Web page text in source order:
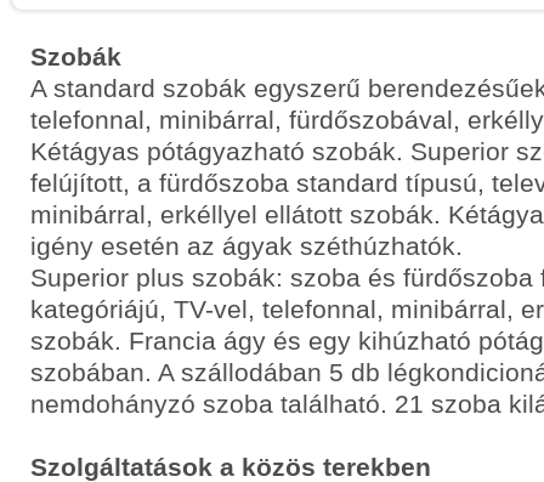
Szobák
A standard szobák egyszerű
telefonnal, minibárral, fürdőszobával,
Kétágyas pótágyazható szobák. Superior
felújított, a fürdőszoba standard típusú,
minibárral, erkéllyel ellátott szobák.
igény esetén az ágyak széthúzhatók.
Superior plus szobák: szoba és fürdőszoba
kategóriájú, TV-vel, telefonnal, minibárral,
szobák. Francia ágy és egy kihúzható
szobában. A szállodában 5 db
nemdohányzó szoba található. 21 szoba
Szolgáltatások a közös terekben